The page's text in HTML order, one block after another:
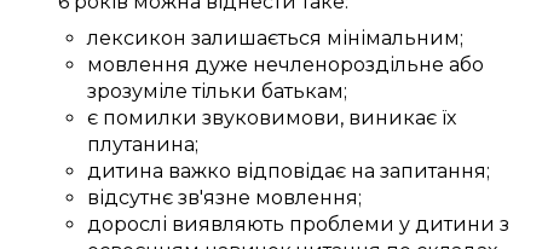
лексикон залишається мінімальним;
мовлення дуже нечленороздільне або
зрозуміле тільки батькам;
є помилки звуковимови, виникає їх
плутанина;
дитина важко відповідає на запитання;
відсутнє зв'язне мовлення;
дорослі виявляють проблеми у дитини з